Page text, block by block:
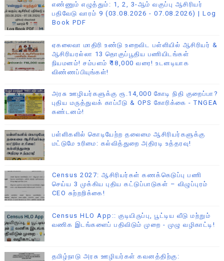
எண்ணும் எழுத்தும்: 1, 2, 3-ஆம் வகுப்பு ஆசிரியர்
பதிவேடு வாரம் 9 (03.08.2026 - 07.08.2026) | Log
Book PDF
ஏகலைவா மாதிரி உண்டு உறைவிட பள்ளியில் ஆசிரியர் &
ஆசிரியரல்லா 13 தொகுப்பூதிய பணியிடங்கள்
நியமனம்! சம்பளம் ₹18,000 வரை! உடனடியாக
விண்ணப்பியுங்கள்!
அரசு ஊழியர்களுக்கு ரூ.14,000 கோடி நிதி குறைப்பா?
புதிய மருத்துவக் காப்பீடு & OPS கோரிக்கை - TNGEA
கண்டனம்!
பள்ளிகளில் கொடியேற்ற தலைமை ஆசிரியர்களுக்கு
மட்டுமே உரிமை: கல்வித்துறை அதிரடி உத்தரவு!
Census 2027: ஆசிரியர்கள் கணக்கெடுப்பு பணி
செய்ய 3 முக்கிய புதிய கட்டுப்பாடுகள் – விழுப்புரம்
CEO சுற்றறிக்கை!
Census HLO App:: குடியிருப்பு, பூட்டிய வீடு மற்றும்
வணிக இடங்களைப் பதிவிடும் முறை - முழு வழிகாட்டி!
தமிழ்நாடு அரசு ஊழியர்கள் கவனத்திற்கு: